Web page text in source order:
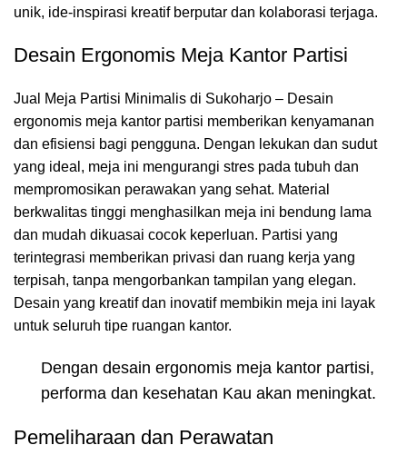
unik, ide-inspirasi kreatif berputar dan kolaborasi terjaga.
Desain Ergonomis Meja Kantor Partisi
Jual Meja Partisi Minimalis di Sukoharjo – Desain
ergonomis meja kantor partisi memberikan kenyamanan
dan efisiensi bagi pengguna. Dengan lekukan dan sudut
yang ideal, meja ini mengurangi stres pada tubuh dan
mempromosikan perawakan yang sehat. Material
berkwalitas tinggi menghasilkan meja ini bendung lama
dan mudah dikuasai cocok keperluan. Partisi yang
terintegrasi memberikan privasi dan ruang kerja yang
terpisah, tanpa mengorbankan tampilan yang elegan.
Desain yang kreatif dan inovatif membikin meja ini layak
untuk seluruh tipe ruangan kantor.
Dengan desain ergonomis meja kantor partisi,
performa dan kesehatan Kau akan meningkat.
Pemeliharaan dan Perawatan